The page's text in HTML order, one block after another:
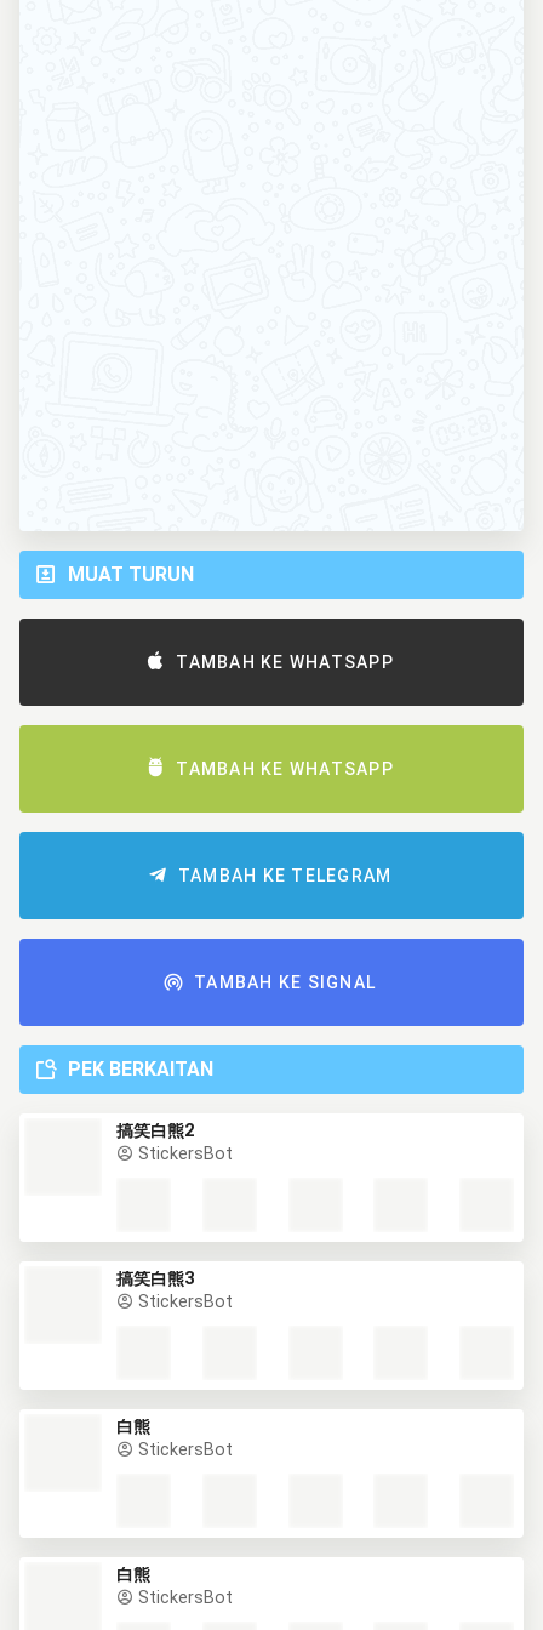
MUAT TURUN
TAMBAH KE WHATSAPP
TAMBAH KE WHATSAPP
TAMBAH KE TELEGRAM
TAMBAH KE SIGNAL
PEK BERKAITAN
搞笑白熊2
StickersBot
搞笑白熊3
StickersBot
白熊
StickersBot
白熊
StickersBot